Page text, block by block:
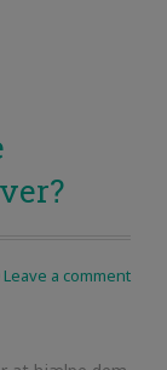
Leave a comment